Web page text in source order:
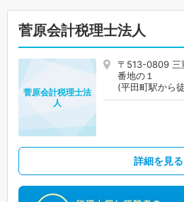
菅原会計税理士法人
〒513-0809 三
番地の１
(平田町駅から
菅原会計税理士法
人
詳細を見る